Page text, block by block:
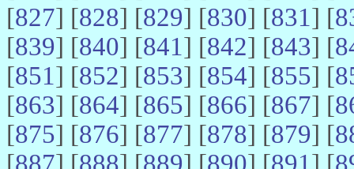
[827] [828] [829] [830] [831] [
[839] [840] [841] [842] [843] [
[851] [852] [853] [854] [855] [
[863] [864] [865] [866] [867] [
[875] [876] [877] [878] [879] [
[887] [888] [889] [890] [891] [